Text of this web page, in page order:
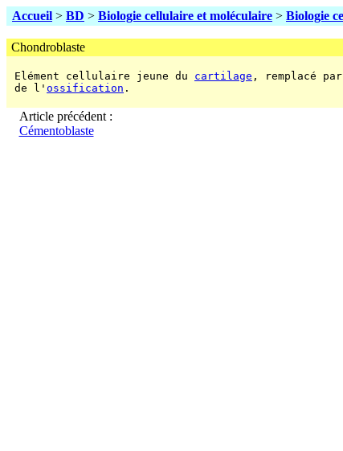
Accueil > BD > Biologie cellulaire et moléculaire > Biologie
Chondroblaste
Elément cellulaire jeune du cartilage , remplacé
de l' ossification .
Article précédent :
Cémentoblaste